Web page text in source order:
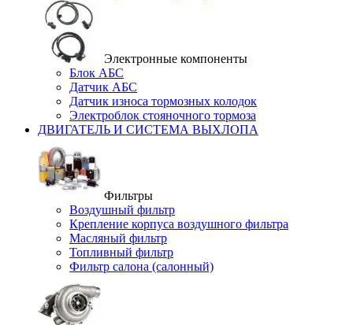
Электронные компоненты
Блок АБС
Датчик АБС
Датчик износа тормозных колодок
Электроблок стояночного тормоза
ДВИГАТЕЛЬ И СИСТЕМА ВЫХЛОПА
Фильтры
Воздушный фильтр
Крепление корпуса воздушного фильтра
Масляный фильтр
Топливный фильтр
Фильтр салона (салонный)